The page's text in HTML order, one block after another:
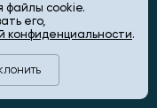
файлы cookie.
его,
конфиденциальности.